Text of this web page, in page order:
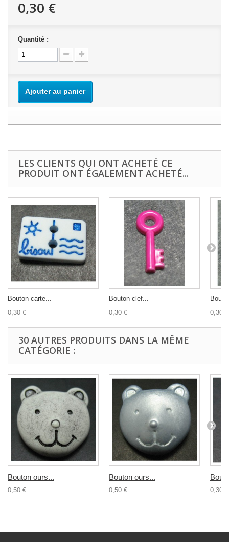
0,30 €
Quantité :
Ajouter au panier
LES CLIENTS QUI ONT ACHETÉ CE
PRODUIT ONT ÉGALEMENT ACHETÉ...
Bouton carte...
0,30 €
Bouton clef...
0,30 €
0,30 €
30 AUTRES PRODUITS DANS LA MÊME
CATÉGORIE :
Bouton ours...
0,50 €
Bouton ours...
0,50 € 0,30 €